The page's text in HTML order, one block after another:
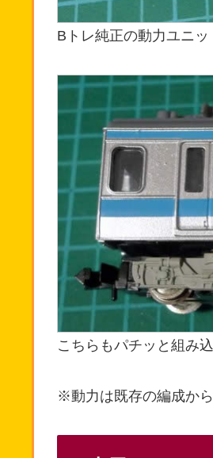
Bトレ純正の動力ユニッ
こちらもパチッと組み込
※動力は既存の編成か